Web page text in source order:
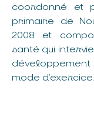
coordonné et
primaire de
2008 et
santé qui
développement
mode d’exercice.